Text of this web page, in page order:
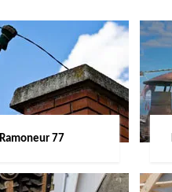
Ramoneur 77